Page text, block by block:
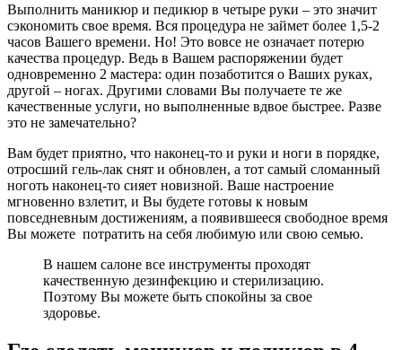
Выполнить маникюр и педикюр в четыре руки – это значит
сэкономить свое время. Вся процедура не займет более 1,5-2
часов Вашего времени. Но! Это вовсе не означает потерю
качества процедур. Ведь в Вашем распоряжении будет
одновременно 2 мастера: один позаботится о Ваших руках,
другой – ногах. Другими словами Вы получаете те же
качественные услуги, но выполненные вдвое быстрее. Разве
это не замечательно?
Вам будет приятно, что наконец-то и руки и ноги в порядке,
отросший гель-лак снят и обновлен, а тот самый сломанный
ноготь наконец-то сияет новизной. Ваше настроение
мгновенно взлетит, и Вы будете готовы к новым
повседневным достижениям, а появившееся свободное время
Вы можете потратить на себя любимую или свою семью.
В нашем салоне все инструменты проходят
качественную дезинфекцию и стерилизацию.
Поэтому Вы можете быть спокойны за свое
здоровье.